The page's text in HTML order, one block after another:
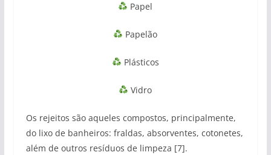
Papel
Papelão
Plásticos
Vidro
Os rejeitos são aqueles compostos, principalmente,
do lixo de banheiros: fraldas, absorventes, cotonetes,
além de outros resíduos de limpeza [7].